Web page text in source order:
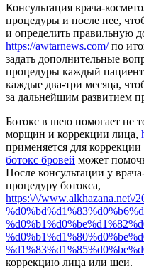
Консультация врача-
процедуры и после нее,
и определить правильную
https://awtarnews.com/по
задать дополнительные
процедуры каждый
каждые два-три месяца,
за дальнейшим развитием
Ботокс в шею помогает не
морщин и коррекции лица,
применяется для
ботокс бровей может
После консультации у
процедуру ботокса,
https:\/\/www.alkhazana.net\/
коррекцию лица или шеи.